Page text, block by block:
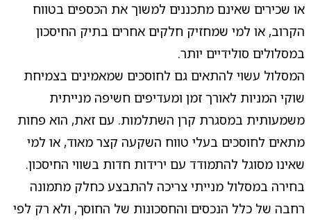
או שכירים שאינם מתכננים למשוך את הכספים בטווח
הקרוב, או למי שמחזיק חלקים אחרים בתיק החיסכון
במסלולים סולידיים יותר.
המסלול עשוי להתאים גם לחוסכים שמאמינים בצמיחת
שוקי המניות לאורך זמן ומעדיפים חשיפה מנייתית
משמעותית במסגרת קרן השתלמות. עם זאת, הוא פחות
מתאים לחוסכים בעלי טווח השקעה קצר מאוד, או למי
שאינו מסוגל להתמודד עם ירידות חדות בשווי החיסכון.
בחירה במסלול מנייתי צריכה להתבצע כחלק מתמונה
רחבה של כלל הנכסים והחסכונות של החוסך, ולא רק לפי